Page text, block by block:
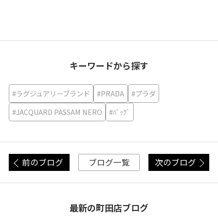
キーワードから探す
#ラグジュアリーブランド #PRADA
#プラダ
#JACQUARD PASSAM NERO
#ﾊﾞｯｸﾞ
前のブログ ブログ一覧 次のブログ
最新の町田店ブログ